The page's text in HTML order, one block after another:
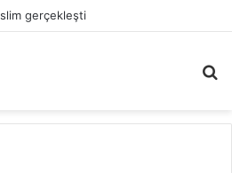
gerçekleşti
...